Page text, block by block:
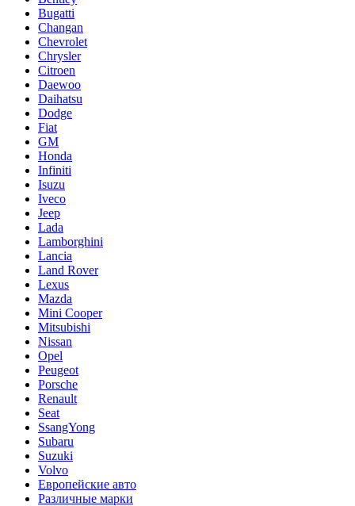
Bugatti
Changan
Chevrolet
Chrysler
Citroen
Daewoo
Daihatsu
Dodge
Fiat
GM
Honda
Infiniti
Isuzu
Iveco
Jeep
Lada
Lamborghini
Lancia
Land Rover
Lexus
Mazda
Mini Cooper
Mitsubishi
Nissan
Opel
Peugeot
Porsche
Renault
Seat
SsangYong
Subaru
Suzuki
Volvo
Европейские авто
Различные марки